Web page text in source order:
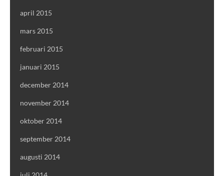
april 2015
mars 2015
februari 2015
januari 2015
december 2014
november 2014
oktober 2014
september 2014
augusti 2014